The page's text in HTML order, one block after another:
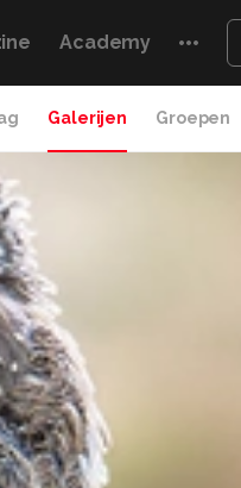
Academy
Galerijen Groepen